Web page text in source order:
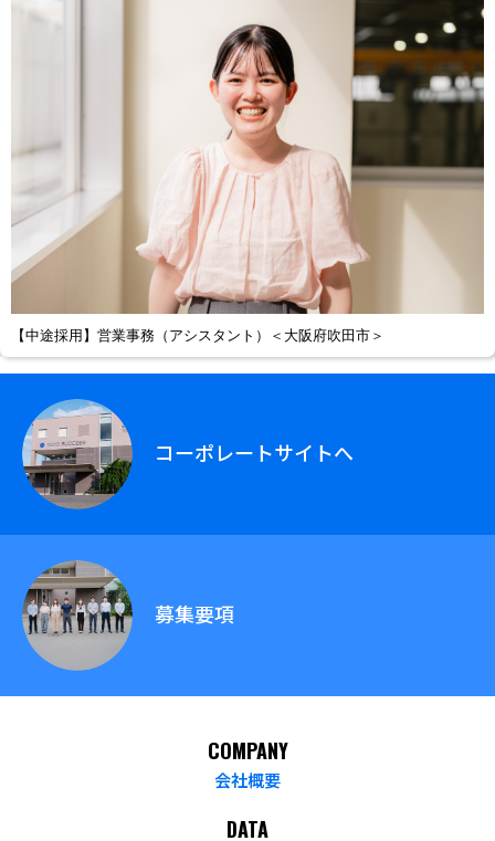
【中途採用】営業事務（アシスタント）＜大阪府吹田市＞
コーポレートサイトへ
募集要項
COMPANY
会社概要
DATA